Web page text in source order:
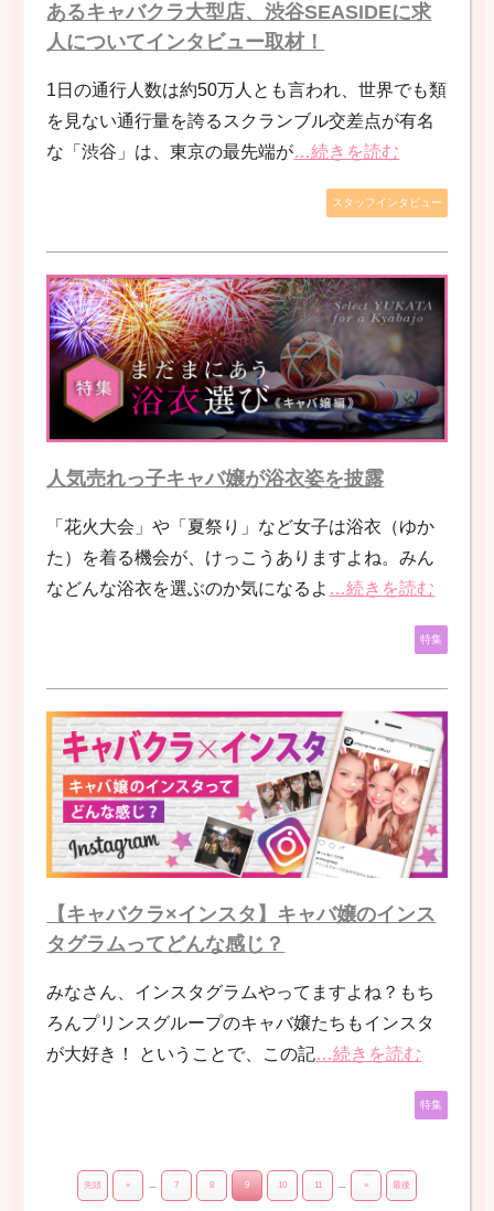
あるキャバクラ大型店、渋谷SEASIDEに求
人についてインタビュー取材！
1日の通行人数は約50万人とも言われ、世界でも類
を見ない通行量を誇るスクランブル交差点が有名
な「渋谷」は、東京の最先端が…続きを読む
スタッフインタビュー
人気売れっ子キャバ嬢が浴衣姿を披露
「花火大会」や「夏祭り」など女子は浴衣（ゆか
た）を着る機会が、けっこうありますよね。みん
などんな浴衣を選ぶのか気になるよ …続きを読む
特集
【キャバクラ×インスタ】キャバ嬢のインス
タグラムってどんな感じ？
みなさん、インスタグラムやってますよね？もち
ろんプリンスグループのキャバ嬢たちもインスタ
が大好き！ ということで、この記…続きを読む
特集
先頭 « ... 7 8 9 10 11 ... » 最後